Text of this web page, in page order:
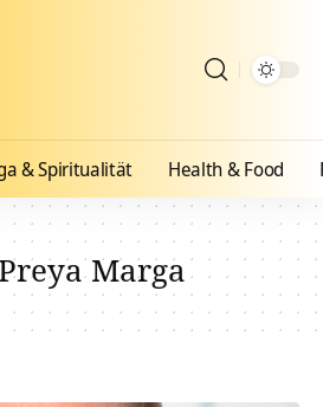
& Spiritualität Health & Food
Preya Marga